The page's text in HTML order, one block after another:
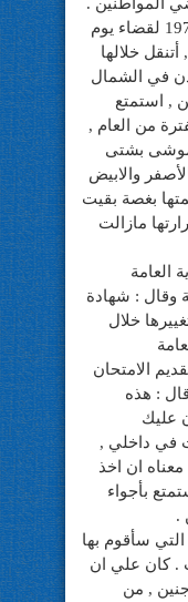
المواطنين .
أتيحت لي الفرصة في ربيع عام 1972 لقضاء يوم
خلالها
في الشمال
, استمتع
من العام ,
بشتى
والابيض
بغصة بقيت
مازالت
العامة
وقال : شهادة
خلال
الامتحان
: هذه
عليك
في داخلي ,
ان اخذ
بأجواء
.
التي سأقوم بها
. كان علي ان
, من